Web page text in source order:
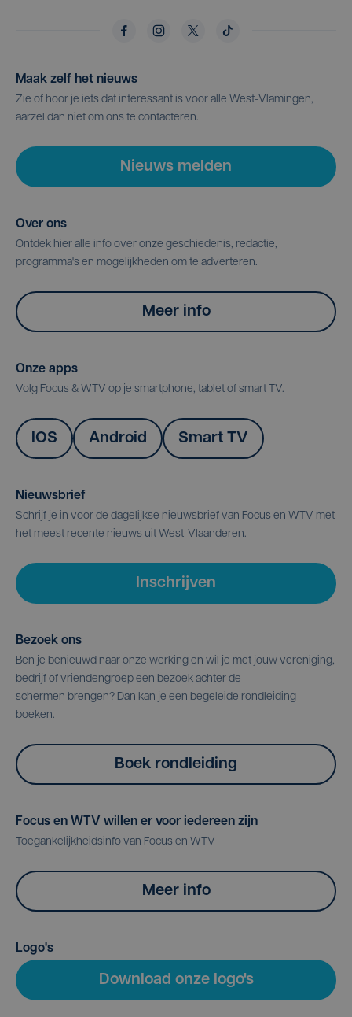
Maak zelf het nieuws
Zie of hoor je iets dat interessant is voor alle West-Vlamingen,
aarzel dan niet om ons te contacteren.
Nieuws melden
Over ons
Ontdek hier alle info over onze geschiedenis, redactie,
programma's en mogelijkheden om te adverteren.
Meer info
Onze apps
Volg Focus & WTV op je smartphone, tablet of smart TV.
IOS Android Smart TV
Nieuwsbrief
Schrijf je in voor de dagelijkse nieuwsbrief van Focus en WTV met
het meest recente nieuws uit West-Vlaanderen.
Inschrijven
Bezoek ons
Ben je benieuwd naar onze werking en wil je met jouw vereniging,
bedrijf of vriendengroep een bezoek achter de
schermen brengen? Dan kan je een begeleide rondleiding
boeken.
Boek rondleiding
Focus en WTV willen er voor iedereen zijn
Toegankelijkheidsinfo van Focus en WTV
Meer info
Logo's
Download onze logo's